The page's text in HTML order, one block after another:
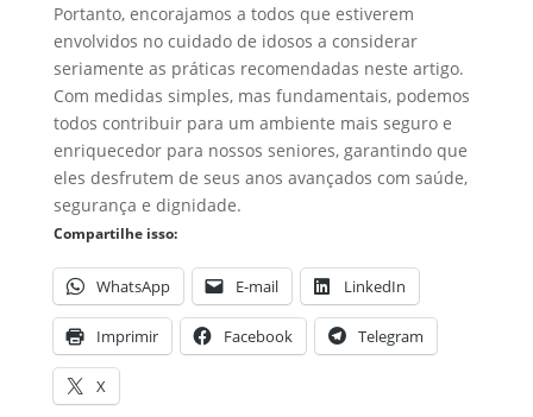
Portanto, encorajamos a todos que estiverem
envolvidos no cuidado de idosos a considerar
seriamente as práticas recomendadas neste artigo.
Com medidas simples, mas fundamentais, podemos
todos contribuir para um ambiente mais seguro e
enriquecedor para nossos seniores, garantindo que
eles desfrutem de seus anos avançados com saúde,
segurança e dignidade.
Compartilhe isso:
WhatsApp E-mail LinkedIn
Imprimir Facebook Telegram
X